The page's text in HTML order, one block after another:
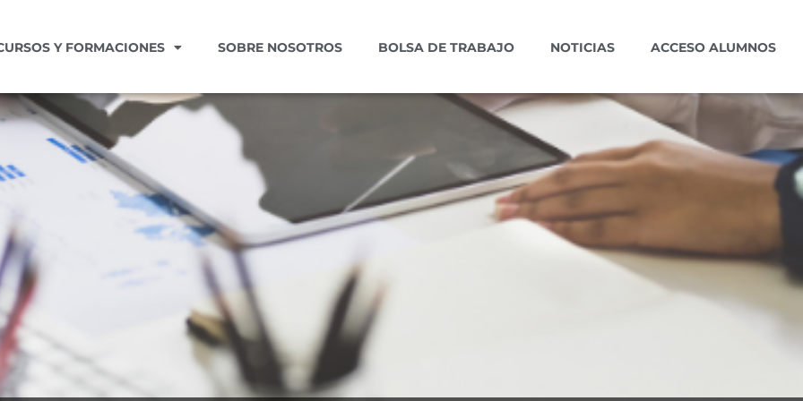
Y FORMACIONES SOBRE NOSOTROS BOLSA DE TRABAJO NOTICIAS ACCESO ALUMNOS